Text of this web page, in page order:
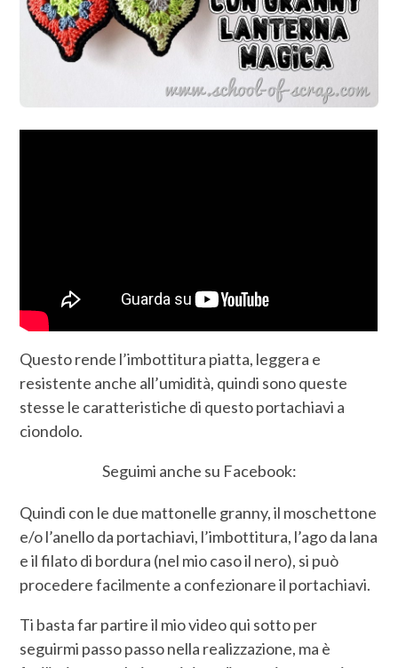
Questo rende l’imbottitura piatta, leggera e
resistente anche all’umidità, quindi sono queste
stesse le caratteristiche di questo portachiavi a
ciondolo.
Seguimi anche su Facebook:
Quindi con le due mattonelle granny, il moschettone
e/o l’anello da portachiavi, l’imbottitura, l’ago da lana
e il filato di bordura (nel mio caso il nero), si può
procedere facilmente a confezionare il portachiavi.
Ti basta far partire il mio video qui sotto per
seguirmi passo passo nella realizzazione, ma è